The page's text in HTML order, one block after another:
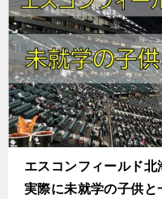
エスコンフィールド北
実際に未就学の子供と